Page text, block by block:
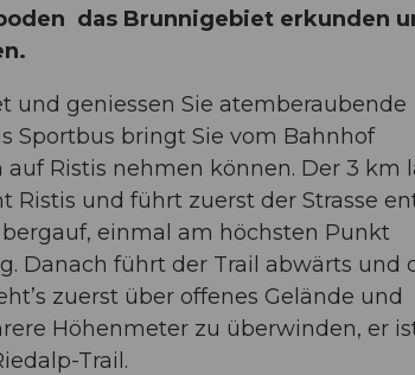
das Brunnigebiet erkunden
und geniessen Sie atemberaubende
Sportbus bringt Sie vom Bahnhof
Ristis nehmen können. Der 3 km
und führt zuerst der Strasse
einmal am höchsten Punkt
Danach führt der Trail abwärts und
zuerst über offenes Gelände und
Höhenmeter zu überwinden, er
Trail.